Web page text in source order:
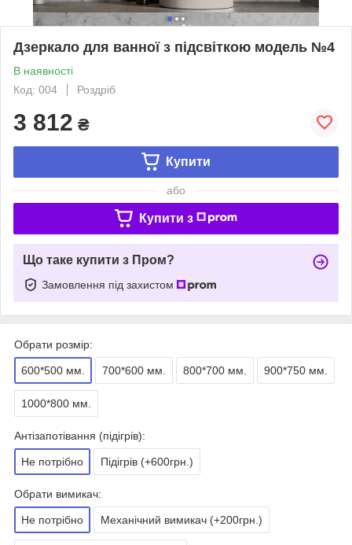
Дзеркало для ванної з підсвіткою модель №4
В наявності
Код: 004
Роздріб
3 812 ₴
Купити
або
Купити з
Що таке купити з Пром?
Замовлення під захистом
Обрати розмір:
600*500 мм. 700*600 мм. 800*700 мм. 900*750 мм.
1000*800 мм.
Антізапотівання (підігрів):
Не потрібно Підігрів (+600грн.)
Обрати вимикач:
Не потрібно Механічний вимикач (+200грн.)